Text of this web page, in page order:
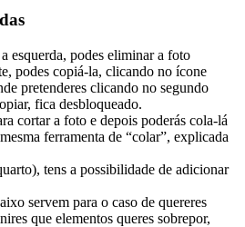
esquerda, podes eliminar a foto
podes copiá-la, clicando no ícone
pretenderes clicando no segundo
fica desbloqueado.
cortar a foto e depois poderás cola-lá
ferramenta de “colar”, explicada
tens a possibilidade de adicionar
servem para o caso de quereres
que elementos queres sobrepor,